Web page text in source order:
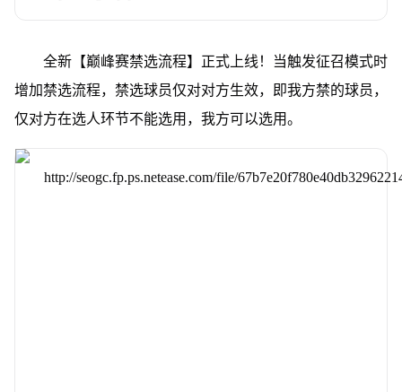
全新【巅峰赛禁选流程】正式上线！当触发征召模式时
增加禁选流程，禁选球员仅对对方生效，即我方禁的球员，
仅对方在选人环节不能选用，我方可以选用。